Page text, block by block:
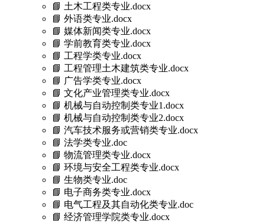
📘 土木工程类专业.docx
📘 外语类专业.docx
📘 媒体新闻类专业.docx
📘 学前教育类专业.docx
📘 工程学类专业.docx
📘 工程管理土木建筑类专业.docx
📘 广告学类专业.docx
📘 文化产业管理类专业.docx
📘 机械与自动控制类专业1.docx
📘 机械与自动控制类专业2.docx
📘 汽车技术服务或营销类专业.docx
📘 法学类专业.doc
📘 物流管理类专业.docx
📘 环境与安全工程类专业.docx
📘 生物类专业.doc
📘 电子商务类专业.docx
📘 电气工程及其自动化类专业.doc
📘 经济管理学院类专业.docx